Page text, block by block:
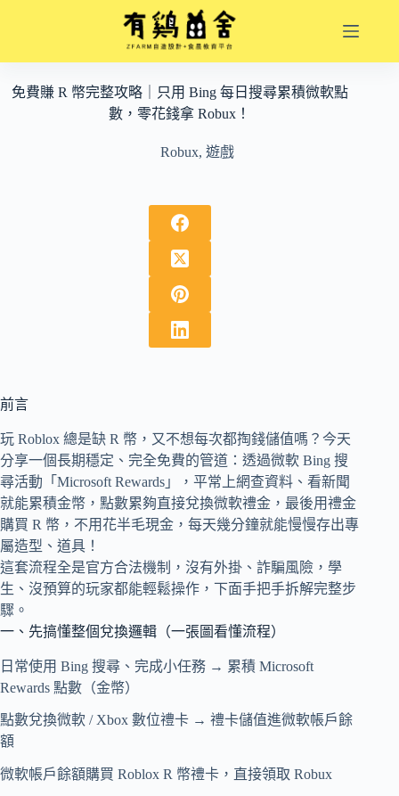
內免費賺 R 幣完整攻略｜只用 Bing 每日搜尋累積微軟點
數，零花錢拿 Robux！
Robux,遊戲
前言
玩 Roblox 總是缺 R 幣，又不想每次都掏錢儲值嗎？今天
分享一個長期穩定、完全免費的管道：透過微軟 Bing 搜
尋活動「Microsoft Rewards」，平常上網查資料、看新聞
就能累積金幣，點數累夠直接兌換微軟禮金，最後用禮金
購買 R 幣，不用花半毛現金，每天幾分鐘就能慢慢存出專
屬造型、道具！
這套流程全是官方合法機制，沒有外掛、詐騙風險，學
生、沒預算的玩家都能輕鬆操作，下面手把手拆解完整步
驟。
一、先搞懂整個兌換邏輯（一張圖看懂流程）
日常使用 Bing 搜尋、完成小任務 → 累積 Microsoft
Rewards 點數（金幣）
點數兌換微軟 / Xbox 數位禮卡 → 禮卡儲值進微軟帳戶餘
額
微軟帳戶餘額購買 Roblox R 幣禮卡，直接領取 Robux